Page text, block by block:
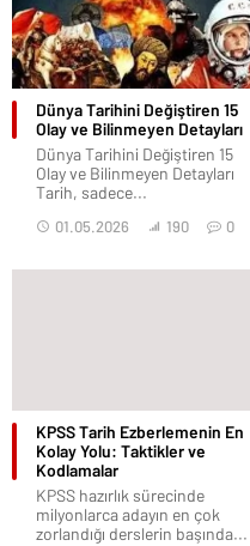
Dünya Tarihini Değiştiren 15
Olay ve Bilinmeyen Detayları
Dünya Tarihini Değiştiren 15
Olay ve Bilinmeyen Detayları
Tarih, sadece...
01.05.2026 190 0
KPSS Tarih Ezberlemenin En
Kolay Yolu: Taktikler ve
Kodlamalar
KPSS hazırlık sürecinde
milyonlarca adayın en çok
zorlandığı derslerin başında...